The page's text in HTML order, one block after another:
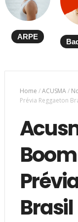
ARPE
Home /ACUSMA/
Prévia Reggaeton
Brasil